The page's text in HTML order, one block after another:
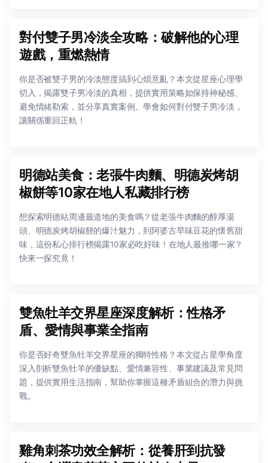
對付雙子男冷淡全攻略：破解他的心理
遊戲，重燃熱情
你是否被雙子男的冷淡態度搞到心煩意亂？本文從星座心理學
切入，揭露雙子男冷淡的真相，提供實用策略如保持神秘感、
避免情緒勒索，並分享真實案例。學會如何對付雙子男冷淡，
讓關係重回正軌！
明德站美食：老張牛肉麵、明德炭烤胡
椒餅等10家在地人私藏排行榜
想探索明德站周邊最道地的美食嗎？從老張牛肉麵的醇厚湯
頭、明德炭烤胡椒餅的爆汁魅力，到阿婆古早味豆花的懷舊甜
味，這份私心排行榜揭露10家必吃好味！在地人最推哪一家？
快來一探究竟！
雙魚牡羊交界星座深度解析：性格矛
盾、愛情與事業全指南
你是否好奇雙魚牡羊交界星座的獨特性格？本文從占星學角度
深入剖析雙魚牡羊的優缺點、愛情兼容性、事業建議及常見問
題，提供實用生活指南，幫助你掌握這種矛盾組合的潛力與挑
戰。
雞角刺茶功效全解析：從養肝到抗發